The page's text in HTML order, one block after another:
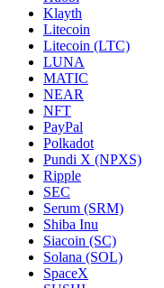
Klayth
Litecoin
Litecoin (LTC)
LUNA
MATIC
NEAR
NFT
PayPal
Polkadot
Pundi X (NPXS)
Ripple
SEC
Serum (SRM)
Shiba Inu
Siacoin (SC)
Solana (SOL)
SpaceX